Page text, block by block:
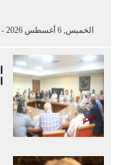
الخميس, 6 أغسطس 2026 - 18:40